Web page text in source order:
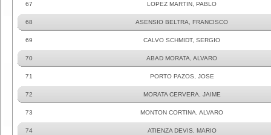
67 LOPEZ MARTIN, PABLO
68 ASENSIO BELTRA, FRANCISCO
69 CALVO SCHMIDT, SERGIO
70 ABAD MORATA, ALVARO
71 PORTO PAZOS, JOSE
72 MORATA CERVERA, JAIME
73 MONTON CORTINA, ALVARO
74 ATIENZA DEVIS, MARIO